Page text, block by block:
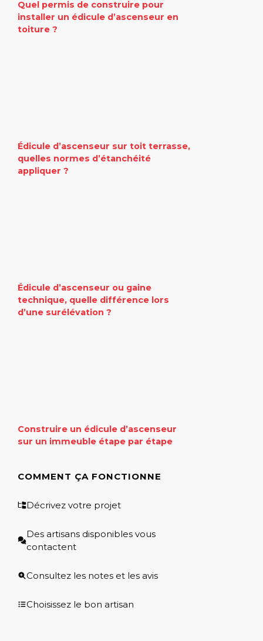
Quel permis de construire pour
installer un édicule d’ascenseur en
toiture ?
Édicule d’ascenseur sur toit terrasse,
quelles normes d’étanchéité
appliquer ?
Édicule d’ascenseur ou gaine
technique, quelle différence lors
d’une surélévation ?
Construire un édicule d’ascenseur
sur un immeuble étape par étape
COMMENT ÇA FONCTIONNE
Décrivez votre projet
Des artisans disponibles vous
contactent
Consultez les notes et les avis
Choisissez le bon artisan